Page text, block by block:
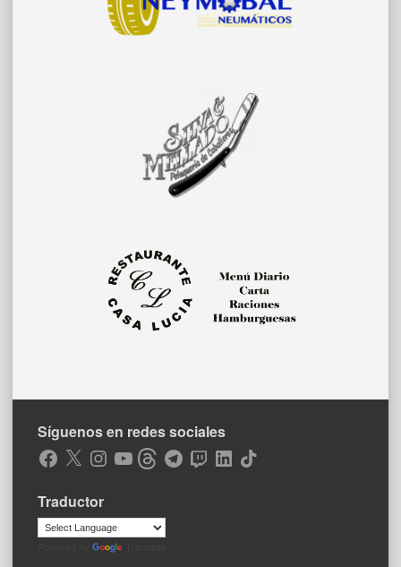
Síguenos en redes sociales
Facebook
X Instagram
YouTubeThreadsTelegramTwitchLinkedIn
TikTok
Traductor